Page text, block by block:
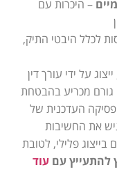
– היכרות עם
לכלל היבטי התיק,
על ידי עורך דין
גורם מכריע בהבטחת
העדכנית של
את החשיבות
פלילי, לטובת
להתעייץ עם עוד